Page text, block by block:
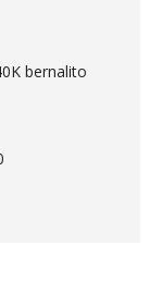
bernalito